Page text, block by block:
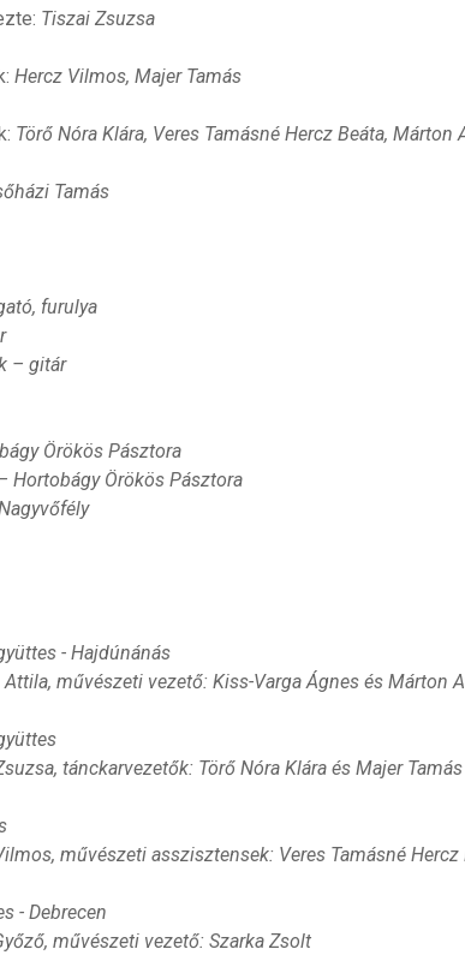
Tiszai Zsuzsa
Hercz Vilmos, Majer Tamás
Törő Nóra Klára, Veres Tamásné Hercz Beáta, Márton
Tamás
furulya
– gitár
Örökös Pásztora
Hortobágy Örökös Pásztora
- Hajdúnánás
művészeti vezető: Kiss-Varga Ágnes és Márton
tánckarvezetők: Törő Nóra Klára és Majer Tamás
művészeti asszisztensek: Veres Tamásné Hercz
- Debrecen
művészeti vezető: Szarka Zsolt